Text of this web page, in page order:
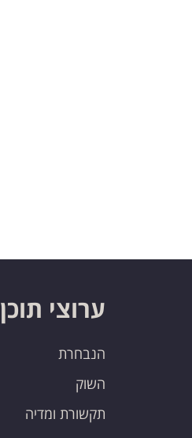
ערוצי תוכן
הנבחרת
השוק
תקשורת ומדיה